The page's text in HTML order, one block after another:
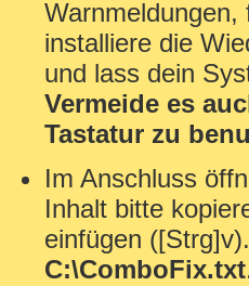
installiere die
und lass dein
Vermeide es
Tastatur zu
Im Anschluss
Inhalt bitte
einfügen
C:\ComboFix.txt